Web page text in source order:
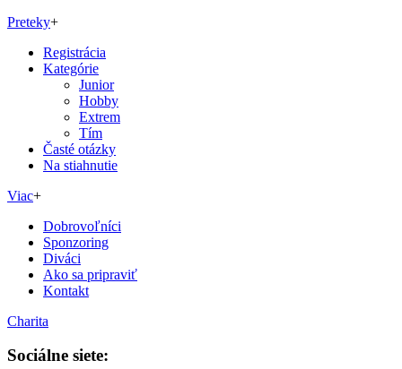
Preteky+
Registrácia
Kategórie
Junior
Hobby
Extrem
Tím
Časté otázky
Na stiahnutie
Viac+
Dobrovoľníci
Sponzoring
Diváci
Ako sa pripraviť
Kontakt
Charita
Sociálne siete: